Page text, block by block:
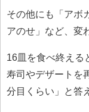
その他にも「アボ
アのせ」など、変
16皿を食べ終える
寿司やデザートを
分目くらい」と答